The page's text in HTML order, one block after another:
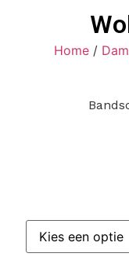
Home /